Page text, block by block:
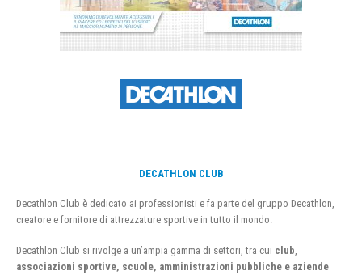
DECATHLON CLUB
Decathlon Club è dedicato ai professionisti e fa parte del gruppo Decathlon,
creatore e fornitore di attrezzature sportive in tutto il mondo.
Decathlon Club si rivolge a un’ampia gamma di settori, tra cui club
associazioni sportive, scuole, amministrazioni pubbliche e aziende